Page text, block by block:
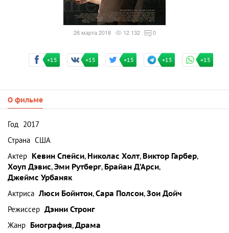
26 марта 2018 12 132 0
+15 +15 +15 +15 +15
О фильме
Год 2017
Страна США
Актер Кевин Спейси, Николас Холт, Виктор Гарбер,
Хоуп Дэвис,Эми Рутберг, Брайан Д’Арси,
Джеймс Урбаняк
Актриса Люси Бойнтон,Сара Полсон,Зои Дойч
Режиссер Дэнни Стронг
Жанр Биография,Драма